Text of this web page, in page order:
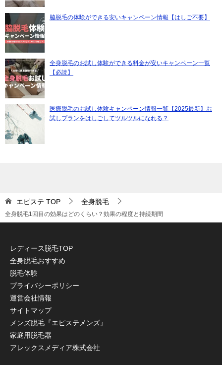
脇脱毛の体験ができる安いキャンペーン情報【はしご不要】
全身脱毛のお試し体験ができる料金が安いキャンペーン一覧
【必読】
医療脱毛のお試し体験キャンペーン情報一覧【2025最新】お
試しプランをはしごしてツルツルになれる？
エピステ TOP 全身脱毛
全身脱毛1回目の効果はどのくらい？効果の程度と持続期間
レディース脱毛TOP
全身脱毛おすすめ
脱毛体験
プライバシーポリシー
運営会社情報
サイトマップ
メンズ脱毛『エピステメンズ』
家庭用脱毛器
アレックスメディア株式会社